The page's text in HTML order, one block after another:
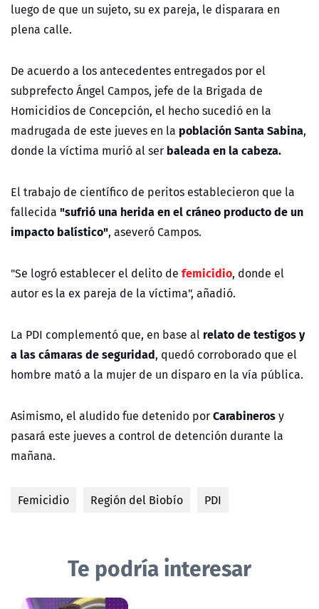
luego de que un sujeto, su ex pareja, le disparara en
plena calle.
De acuerdo a los antecedentes entregados por el
subprefecto Ángel Campos, jefe de la Brigada de
Homicidios de Concepción, el hecho sucedió en la
madrugada de este jueves en la población Santa Sabina,
donde la víctima murió al ser baleada en la cabeza.
El trabajo de científico de peritos establecieron que la
fallecida "sufrió una herida en el cráneo producto de un
impacto balístico", aseveró Campos.
"Se logró establecer el delito de femicidio, donde el
autor es la ex pareja de la víctima", añadió.
La PDI complementó que, en base al relato de testigos y
a las cámaras de seguridad, quedó corroborado que el
hombre mató a la mujer de un disparo en la vía pública.
Asimismo, el aludido fue detenido porCarabinerosy
pasará este jueves a control de detención durante la
mañana.
Femicidio Región del Biobío PDI
Te podría interesar